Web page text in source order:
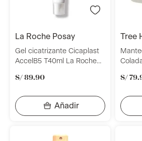
la roche posay
Gel cicatrizante Cicaplast
AccelB5 T40ml La Roche
S/ 89.90
tree
S/ 79.